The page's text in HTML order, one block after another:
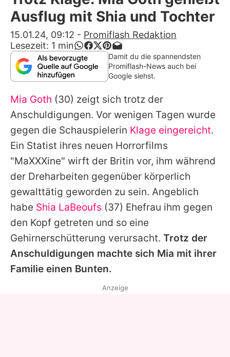
Alle Themen auf Promiflash
App runterladen
Team
Redaktionelle Richtlinien
Impressum
Datenschutzerklärung
Nutzungsbedingungen
Utiq verwalten
Ausflug mit Shia und Tochter
15.01.24, 09:12 - Promiflash Redaktion
Lesezeit: 1 min
Damit du die spannendsten
Promiflash-News auch bei
Google siehst.
Mia Goth (30) zeigt sich trotz der
Anschuldigungen. Vor wenigen Tagen wurde
gegen die Schauspielerin Klage eingereicht.
Ein Statist ihres neuen Horrorfilms
"MaXXXine" wirft der Britin vor, ihm während
der Dreharbeiten gegenüber körperlich
gewalttätig geworden zu sein. Angeblich
habe Shia LaBeoufs (37) Ehefrau ihm gegen
den Kopf getreten und so eine
Gehirnerschütterung verursacht. Trotz der
Anschuldigungen machte sich Mia mit ihrer
Familie einen Bunten.
Anzeige